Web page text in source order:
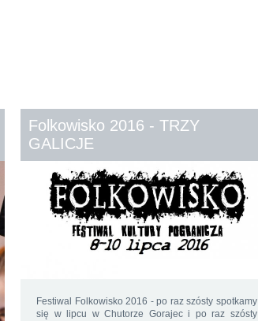
Folkowisko 2016 - TRZY
GALICJE
Festiwal Folkowisko 2016 - po raz szósty spotkamy
się w lipcu w Chutorze Gorajec i po raz szósty